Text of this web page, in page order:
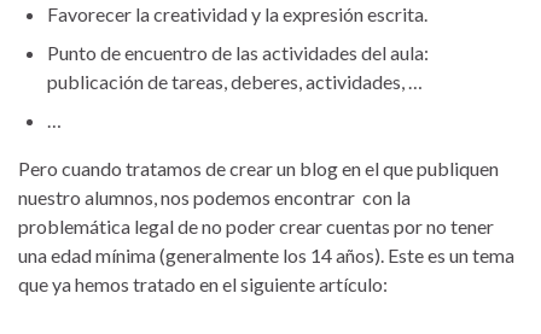
Favorecer la creatividad y la expresión escrita.
Punto de encuentro de las actividades del aula:
publicación de tareas, deberes, actividades, …
Pero cuando tratamos de crear un blog en el que publiquen
nuestro alumnos, nos podemos encontrar con la
problemática legal de no poder crear cuentas por no tener
una edad mínima (generalmente los 14 años). Este es un tema
que ya hemos tratado en el siguiente artículo: